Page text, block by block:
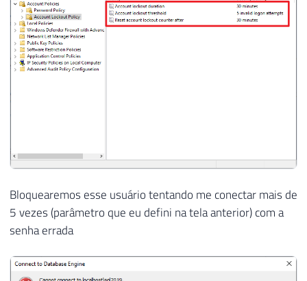
Bloquearemos esse usuário tentando me conectar mais de
5 vezes (parâmetro que eu defini na tela anterior) com a
senha errada